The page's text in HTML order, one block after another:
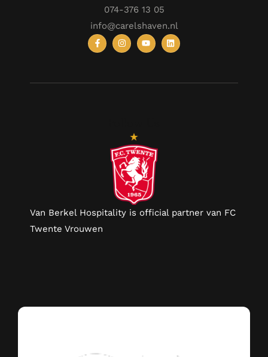
074-376 13 05
info@carelshaven.nl
Van Berkel Hospitality is official partner van FC
Twente Vrouwen